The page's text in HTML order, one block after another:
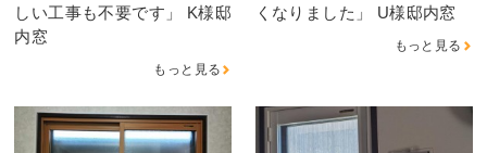
しい工事も不要です」 K様邸
内窓
もっと見る
くなりました」 U様邸内窓
もっと見る